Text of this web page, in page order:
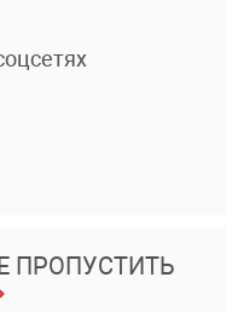
ПРОПУСТИТЬ